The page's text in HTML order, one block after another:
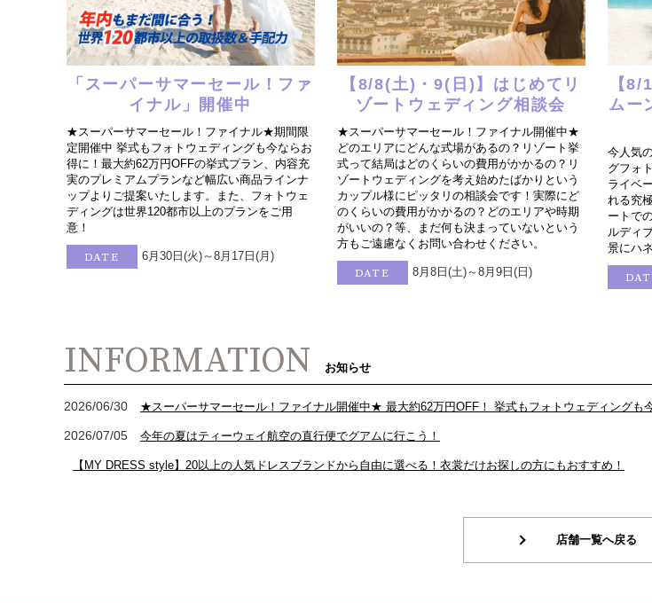
「スーパーサマーセール！ファ
イナル」開催中
★スーパーサマーセール！ファイナル★期間限
定開催中 挙式もフォトウェディングも今ならお
得に！最大約62万円OFFの挙式プラン、内容充
実のプレミアムプランなど幅広い商品ラインナ
ップよりご提案いたします。また、フォトウェ
ディングは世界120都市以上のプランをご用
意！
DATE 6月30日(火)～8月17日(月)
【8/8(土)・9(日)】はじめてリ
ゾートウェディング相談会
★スーパーサマーセール！ファイナル開催中★
どのエリアにどんな式場があるの？リゾート挙
式って結局はどのくらいの費用がかかるの？リ
ゾートウェディングを考え始めたばかりという
カップル様にピッタリの相談会です！実際にど
のくらいの費用がかかるの？どのエリアや時期
がいいの？等、まだ何も決まっていないという
方もご遠慮なくお問い合わせください。
DATE 8月8日(土)～8月9日(日)
【
ムー
今人気
グフォ
ライベ
れる究
ートで
ルディ
景にハ
INFORMATION お知らせ
2026/06/30 ★スーパーサマーセール！ファイナル開催中★ 最大約62万円OFF！ 挙式もフォトウェディングも
2026/07/05 今年の夏はティーウェイ航空の直行便でグアムに行こう！
【MY DRESS style】20以上の人気ドレスブランドから自由に選べる！衣裳だけお探しの方にもおすすめ！
店舗一覧へ戻る